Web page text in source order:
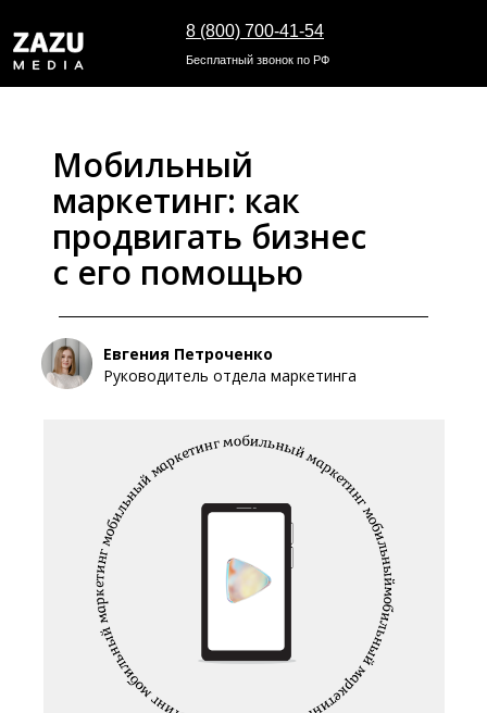
8 (800) 700-41-54
Бесплатный звонок по РФ
Мобильный
маркетинг: как
продвигать бизнес
с его помощью
Евгения Петроченко
Руководитель отдела маркетинга